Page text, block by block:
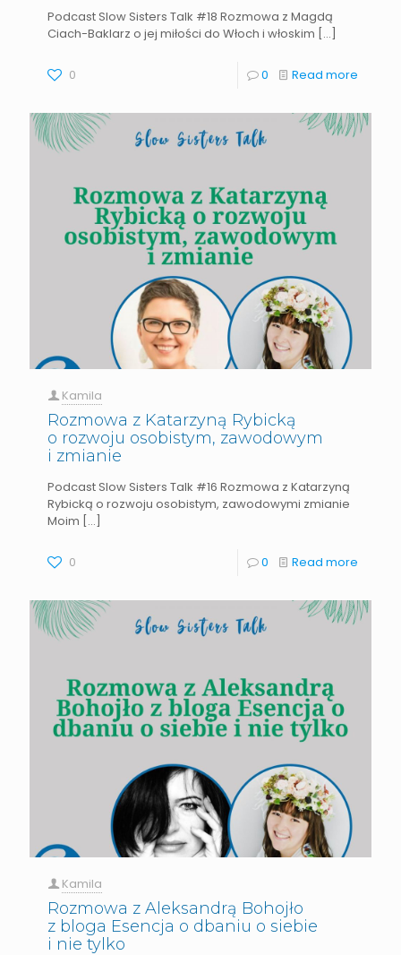
Podcast Slow Sisters Talk #18 Rozmowa z Magdą
Ciach-Baklarz o jej miłości do Włoch​ i włoskim […]
0 0 Read more
Kamila
Rozmowa z Katarzyną Rybicką
o rozwoju osobistym, zawodowym
i zmianie
Podcast Slow Sisters Talk #16 Rozmowa z Katarzyną
Rybicką o rozwoju osobistym, zawodowymi zmianie
Moim […]
0 0 Read more
Kamila
Rozmowa z Aleksandrą Bohojło
z bloga Esencja o dbaniu o siebie
i nie tylko